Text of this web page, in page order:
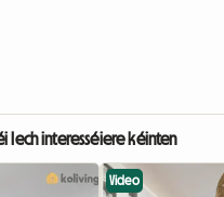
Iech interesséiere kéinten
Video